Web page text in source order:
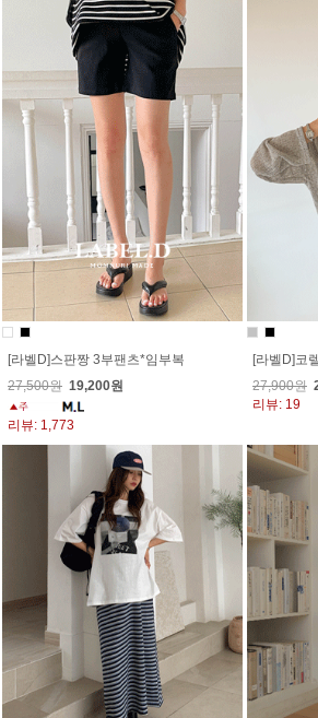
[라벨D]스판짱 3부팬츠*임부복
27,500원 19,200원
리뷰: 1,773
[라벨D]코
27,900원
리뷰: 19